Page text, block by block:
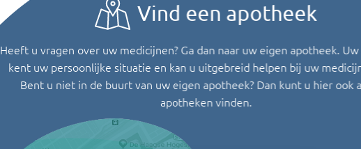
Vind een apotheek
Heeft u vragen over uw medicijnen? Ga dan naar uw eigen apotheek.
kent uw persoonlijke situatie en kan u uitgebreid helpen bij uw
Bent u niet in de buurt van uw eigen apotheek? Dan kunt u hier ook
apotheken vinden.